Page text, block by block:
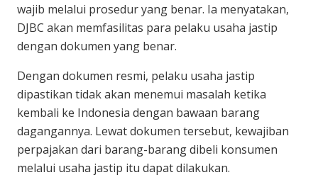
wajib melalui prosedur yang benar. Ia menyatakan,
DJBC akan memfasilitas para pelaku usaha jastip
dengan dokumen yang benar.
Dengan dokumen resmi, pelaku usaha jastip
dipastikan tidak akan menemui masalah ketika
kembali ke Indonesia dengan bawaan barang
dagangannya. Lewat dokumen tersebut, kewajiban
perpajakan dari barang-barang dibeli konsumen
melalui usaha jastip itu dapat dilakukan.